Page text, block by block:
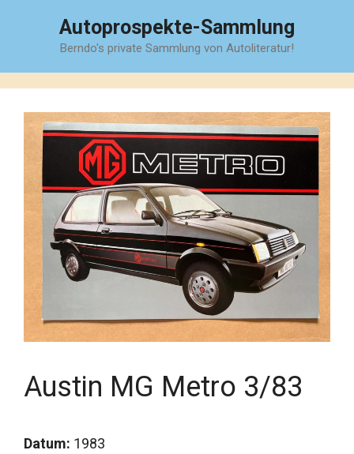
Autoprospekte-Sammlung
Berndo's private Sammlung von Autoliteratur!
Austin MG Metro 3/83
Datum: 1983